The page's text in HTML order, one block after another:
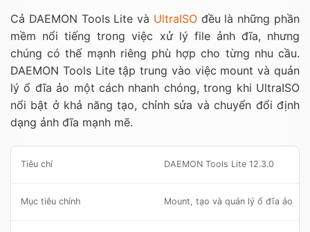
Cả DAEMON Tools Lite và UltraISOđều là những phần
mềm nổi tiếng trong việc xử lý file ảnh đĩa, nhưng
chúng có thế mạnh riêng phù hợp cho từng nhu cầu.
DAEMON Tools Lite tập trung vào việc mount và quản
lý ổ đĩa ảo một cách nhanh chóng, trong khi UltraISO
nổi bật ở khả năng tạo, chỉnh sửa và chuyển đổi định
dạng ảnh đĩa mạnh mẽ.
Tiêu chí DAEMON Tools Lite 12.3.0
Mục tiêu chính Mount, tạo và quản lý ổ đĩa ảo